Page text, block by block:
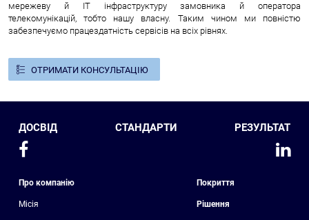
мережеву й IT інфраструктуру замовника й оператора
телекомунікацій, тобто нашу власну. Таким чином ми повністю
забезпечуємо працездатність сервісів на всіх рівнях.
ОТРИМАТИ КОНСУЛЬТАЦІЮ
ДОСВІД СТАНДАРТИ РЕЗУЛЬТАТ
Про компанію
Місія
Покриття
Рішення